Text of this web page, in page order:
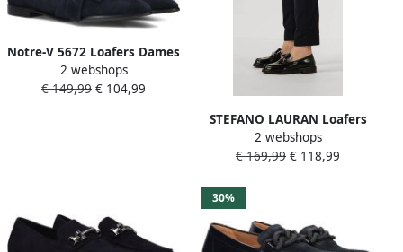
Notre-V 5672 Loafers Dames
Instappers Blauw
2 webshops
€ 149,99 € 104,99
STEFANO LAURAN Loafers
Dames 12081 Maat: 39
Materiaal: Leer Kleur:
2 webshops
€ 169,99 € 118,99
30%